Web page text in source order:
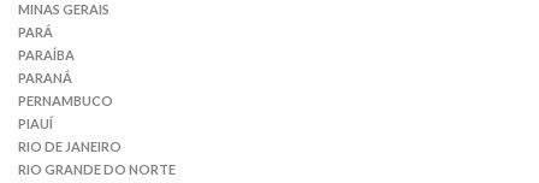
MINAS GERAIS
PARÁ
PARAÍBA
PARANÁ
PERNAMBUCO
PIAUÍ
RIO DE JANEIRO
RIO GRANDE DO NORTE